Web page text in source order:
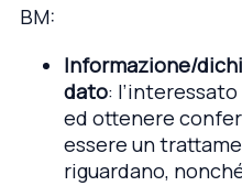
BM:
Informazione/
dato:
ed ottenere
essere un
riguardano,